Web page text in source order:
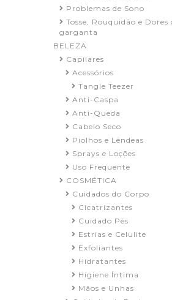
Problemas de Sono
Tosse, Rouquidão e Dores
garganta
BELEZA
Capilares
Acessórios
Tangle Teezer
Anti-Caspa
Anti-Queda
Cabelo Seco
Piolhos e Lêndeas
Sprays e Loções
Uso Frequente
COSMÉTICA
Cuidados do Corpo
Cicatrizantes
Cuidado Pés
Estrias e Celulite
Exfoliantes
Hidratantes
Higiene Íntima
Mãos e Unhas